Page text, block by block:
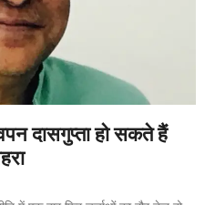
दासगुप्ता हो सकते हैं